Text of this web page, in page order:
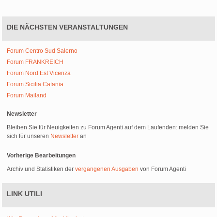
DIE NÄCHSTEN VERANSTALTUNGEN
Forum Centro Sud Salerno
Forum FRANKREICH
Forum Nord Est Vicenza
Forum Sicilia Catania
Forum Mailand
Newsletter
Bleiben Sie für Neuigkeiten zu Forum Agenti auf dem Laufenden: melden Sie
sich für unseren Newsletter an
Vorherige Bearbeitungen
Archiv und Statistiken dervergangenen Ausgaben von Forum Agenti
LINK UTILI